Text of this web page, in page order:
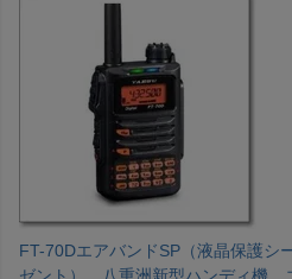
FT-70DエアバンドSP（液晶保護シ
ゼント） 八重洲新型ハンディ機